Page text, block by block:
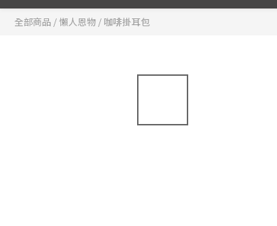
全部商品 /懶人恩物 / 咖啡掛耳包